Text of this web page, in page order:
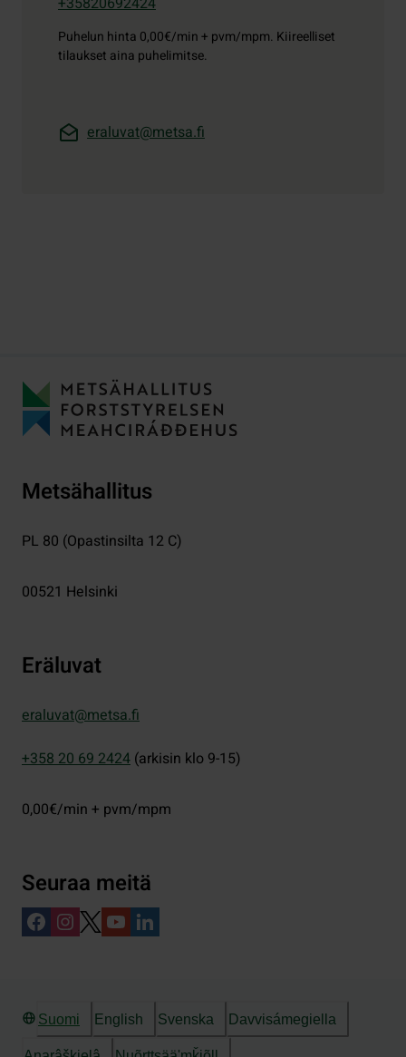
Puhelun hinta 0,00€/min + pvm/mpm. Kiireelliset
tilaukset aina puhelimitse.
eraluvat@metsa.fi
Metsähallitus
PL 80 (Opastinsilta 12 C)
00521 Helsinki
Eräluvat
eraluvat@metsa.fi
+358 20 69 2424 (arkisin klo 9-15)
0,00€/min + pvm/mpm
Seuraa meitä
Suomi English Svenska Davvisámegiella